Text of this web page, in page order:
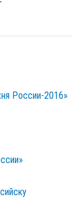
России-2016»